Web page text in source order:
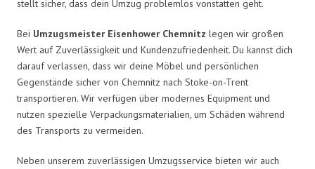
stellt sicher, dass dein Umzug problemlos vonstatten geht.
Bei Umzugsmeister Eisenhower Chemnitz legen wir großen
Wert auf Zuverlässigkeit und Kundenzufriedenheit. Du kannst dich
darauf verlassen, dass wir deine Möbel und persönlichen
Gegenstände sicher von Chemnitz nach Stoke-on-Trent
transportieren. Wir verfügen über modernes Equipment und
nutzen spezielle Verpackungsmaterialien, um Schäden während
des Transports zu vermeiden.
Neben unserem zuverlässigen Umzugsservice bieten wir auch